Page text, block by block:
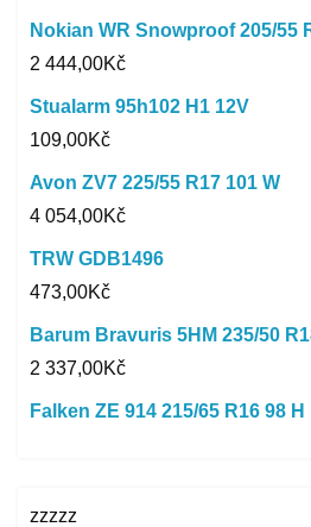
Nokian WR Snowproof 205/55
2 444,00Kč
Stualarm 95h102 H1 12V
109,00Kč
Avon ZV7 225/55 R17 101 W
4 054,00Kč
TRW GDB1496
473,00Kč
Barum Bravuris 5HM 235/50
2 337,00Kč
Falken ZE 914 215/65 R16 98 H
zzzzz